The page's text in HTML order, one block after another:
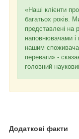
«Наші клієнти
багатьох років.
представлені на
наповнювачами і
нашим
переваги» -
головний
Додаткові факти